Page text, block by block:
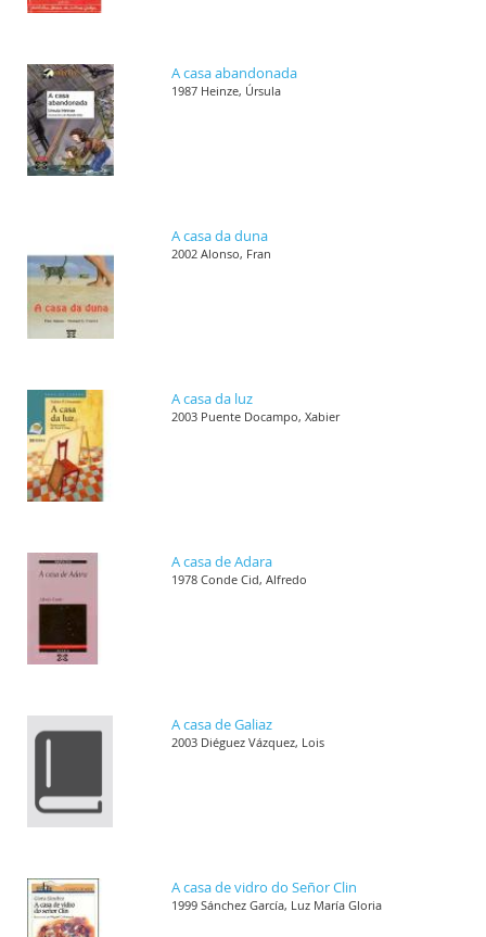
A casa abandonada
1987 Heinze, Úrsula
A casa da duna
2002 Alonso, Fran
A casa da luz
2003 Puente Docampo, Xabier
A casa de Adara
1978 Conde Cid, Alfredo
A casa de Galiaz
2003 Diéguez Vázquez, Lois
A casa de vidro do Señor Clin
1999 Sánchez García, Luz María Gloria